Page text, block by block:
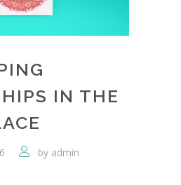
IN THE
by admin